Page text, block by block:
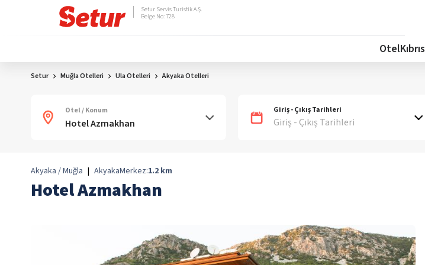
Setur Servis Turistik A.Ş.
Belge No: 728
OtelKıbrıs
Setur Muğla Otelleri Ula Otelleri Akyaka Otelleri
Otel / Konum Giriş - Çıkış Tarihleri
Giriş - Çıkış Tarihleri
Akyaka / Muğla | AkyakaMerkez:1.2 km
Hotel Azmakhan